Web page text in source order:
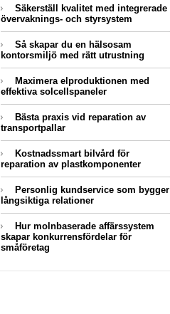
Säkerställ kvalitet med integrerade
övervaknings- och styrsystem
Så skapar du en hälsosam
kontorsmiljö med rätt utrustning
Maximera elproduktionen med
effektiva solcellspaneler
Bästa praxis vid reparation av
transportpallar
Kostnadssmart bilvård för
reparation av plastkomponenter
Personlig kundservice som bygger
långsiktiga relationer
Hur molnbaserade affärssystem
skapar konkurrensfördelar för
småföretag